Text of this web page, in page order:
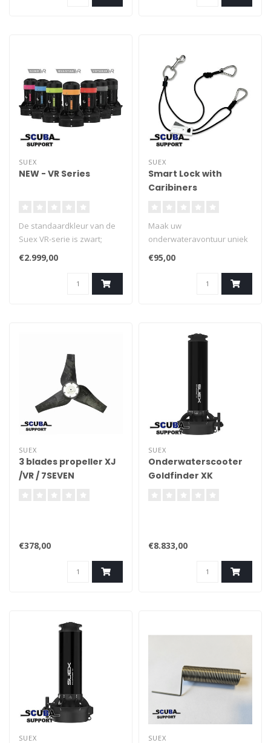
SUEX
NEW - VR Series
De standaardkleur van de
Suex VR-serie is zwart;
andere kleuren zijn
beschikbaar als
afzonderlijk te bestellen
€2.999,00
SUEX
Smart Lock with
Caribiners
Maak uw
onderwateravontuur uniek
met SUEX SMART LOCK, de
revolutionaire sleepkabel
buitengewone trekkoord is
serie en VR-EVO en is
ontworpen om uw
€95,00
SUEX
3 blades propeller XJ
/VR / 7SEVEN
€378,00
SUEX
Onderwaterscooter
Goldfinder XK
€8.833,00
SUEX SUEX